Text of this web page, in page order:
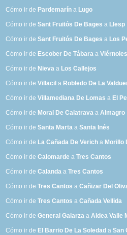
Cómo ir de Pardemarín a Lugo
Cómo ir deSant Fruitós De Bages a Llesp
Cómo ir deSant Fruitós De Bages a Los
Cómo ir de Escober De Tábara aViérnoles
Cómo ir de Nieva a Los Callejos
Cómo ir deVillacil a Robledo De La
Cómo ir deVillamediana De Lomas a El
Cómo ir de Moral De Calatrava aAlmagro
Cómo ir deSanta Marta aSanta Inés
Cómo ir de La Cañada De Verich a Morillo
Cómo ir deCalomarde aTres Cantos
Cómo ir deCalanda aTres Cantos
Cómo ir deTres Cantos aCañizar Del
Cómo ir deTres Cantos aCañada Vellida
Cómo ir deGeneral Galarza aAldea Valle
Cómo ir de El Barrio De La Soledad aSan